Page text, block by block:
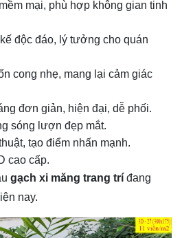
mại, phù hợp không gian tinh
độc đáo, lý tưởng cho quán
cong nhẹ, mang lại cảm giác
đơn giản, hiện đại, dễ phối.
sóng lượn đẹp mắt.
tạo điểm nhấn mạnh.
cao cấp.
gạch xi măng trang trí đang
nay.